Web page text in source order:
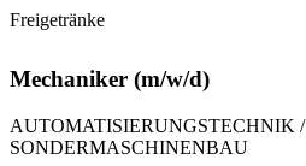
Freigetränke
Mechaniker (m/w/d)
AUTOMATISIERUNGSTECHNIK /
SONDERMASCHINENBAU